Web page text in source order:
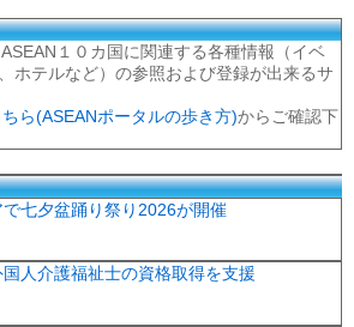
１０カ国に関連する各種情報（イベ
ホテルなど）の参照および登録が出来るサ
ちら(ASEANポータルの歩き方)からご確認下
で七夕盆踊り祭り2026が開催
人介護福祉士の資格取得を支援